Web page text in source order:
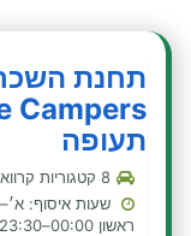
תחנת
תעופה
ראשון 00:00–23:30